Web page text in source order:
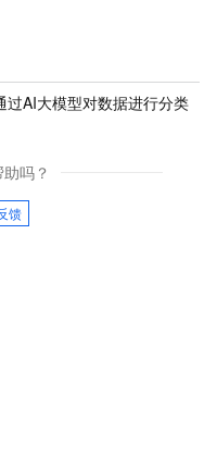
过AI大模型对数据进行分类
吗？
馈